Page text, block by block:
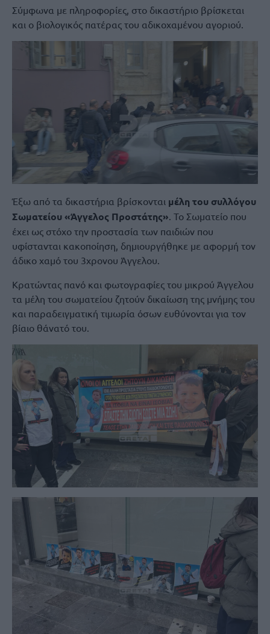
Σύμφωνα με πληροφορίες, στο δικαστήριο βρίσκεται
και ο βιολογικός πατέρας του αδικοχαμένου αγοριού.
Έξω από τα δικαστήρια βρίσκονται μέλη του συλλόγου
Σωματείου «Άγγελος Προστάτης» . Το Σωματείο που
έχει ως στόχο την προστασία των παιδιών που
υφίστανται κακοποίηση, δημιουργήθηκε με αφορμή τον
άδικο χαμό του 3χρονου Άγγελου.
Κρατώντας πανό και φωτογραφίες του μικρού Άγγελου
τα μέλη του σωματείου ζητούν δικαίωση της μνήμης του
και παραδειγματική τιμωρία όσων ευθύνονται για τον
βίαιο θάνατό του.